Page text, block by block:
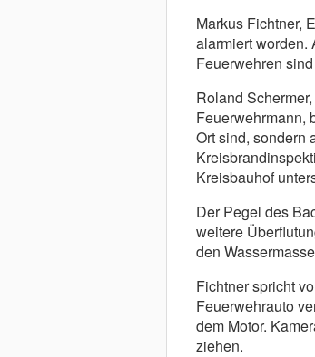
Markus Fichtner,
alarmiert worden.
Feuerwehren
Roland
Feuerwehrmann,
Ort sind, sondern
Kreisbauhof
Der Pegel des
weitere
den
Fichtner spricht
Feuerwehrauto
dem Motor.
ziehen.